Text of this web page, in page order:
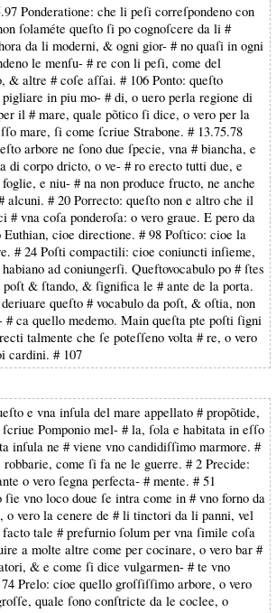
Ponderatione: che li peſi correſpondeno con
ſolaméte queſto ſi po cognoſcere da li #
da li moderni, & ogni gior- # no quaſi in ogni
le menſu- # re con li peſi, come del
& altre # coſe aſſai. # 106 Ponto: queſto
pigliare in piu mo- # di, o uero perla regione di
il # mare, quale põtico ſi dice, o vero per la
mare, ſi come ſcriue Strabone. # 13.75.78
arbore ne ſono due ſpecie, vna # biancha, e
di corpo dricto, o ve- # ro erecto tutti due, e
foglie, e niu- # na non produce fructo, ne anche
alcuni. # 20 Porrecto: queſto non e altro che il
# vna coſa ponderoſa: o vero graue. E pero da
cioe directione. # 98 Poſtico: cioe la
# 24 Poſti compactili: cioe coniuncti inſieme,
ad coniungerſi. Queftovocabulo po # ſtes
poſt & ſtando, & ſignifica le # ante de la porta.
queſto # vocabulo da poſt, & oſtia, non
# ca quello medemo. Main queſta pte poſti ſigni
talmente che ſe poteſſeno volta # re, o vero
cardini. # 107
e vna inſula del mare appellato # propõtide,
Pomponio mel- # la, ſola e habitata in eſſo
inſula ne # viene vno candidiſſimo marmore. #
robbarie, come ſi fa ne le guerre. # 2 Precide:
o vero ſegna perfecta- # mente. # 51
ſie vno loco doue ſe intra come in # vno forno da
o vero la cenere de # li tinctori da li panni, vel
tale # prefurnio ſolum per vna ſimile coſa
a molte altre come per cocinare, o vero bar #
& e come ſi dice vulgarmen- # te vno
Prelo: cioe quello groſſiſſimo arbore, o vero
quale ſono conſtricte da le coclee, o